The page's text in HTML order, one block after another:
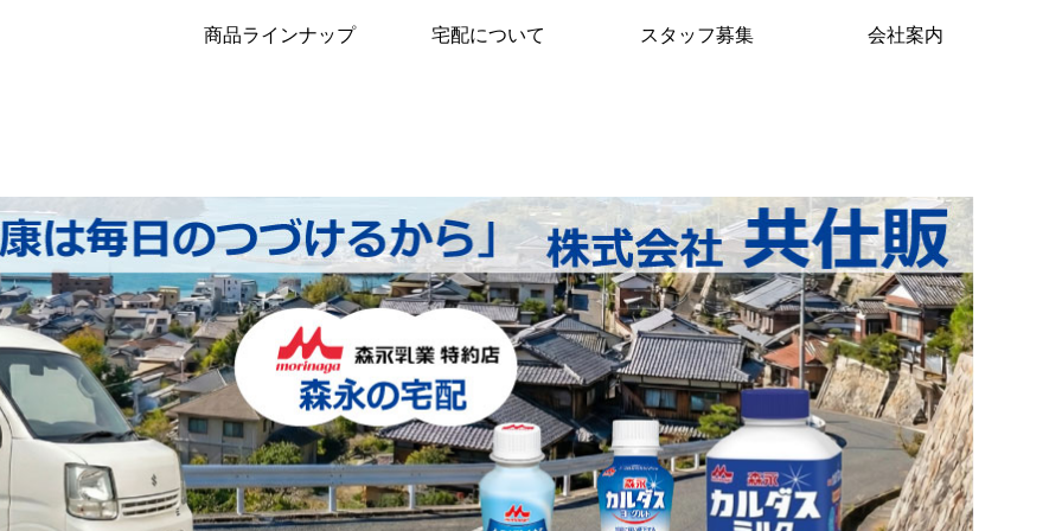
商品ラインナップ 宅配について スタッフ募集 会社案内